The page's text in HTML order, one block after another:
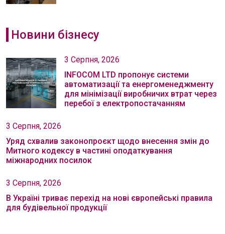
Новини бізнесу
3 Серпня, 2026
INFOCOM LTD пропонує системи
автоматизації та енергоменеджменту
для мінімізації виробничих втрат через
перебої з електропостачанням
3 Серпня, 2026
Уряд схвалив законопроєкт щодо внесення змін до
Митного кодексу в частині оподаткування
міжнародних посилок
3 Серпня, 2026
В Україні триває перехід на нові європейські правила
для будівельної продукції